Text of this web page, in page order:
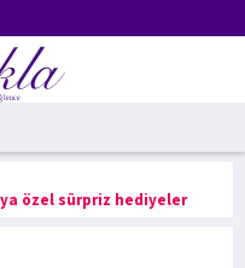
özel sürpriz hediyeler